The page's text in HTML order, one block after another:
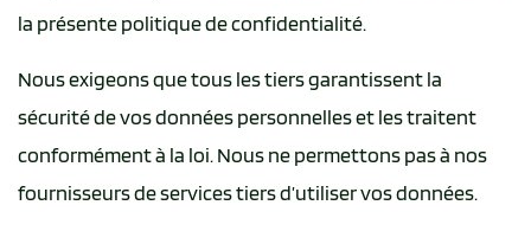
la présente politique de confidentialité.
Nous exigeons que tous les tiers garantissent la
sécurité de vos données personnelles et les traitent
conformément à la loi. Nous ne permettons pas à nos
fournisseurs de services tiers d’utiliser vos données.